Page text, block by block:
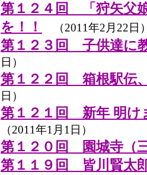
第１２４回 「狩矢父
を！！
（2011年2月22日
第１２３回 子供達に
日）
第１２２回 箱根駅伝
日）
第１２１回 新年 明け
（2011年1月1日）
第１２０回 園城寺（
第１１９回 皆川賢太